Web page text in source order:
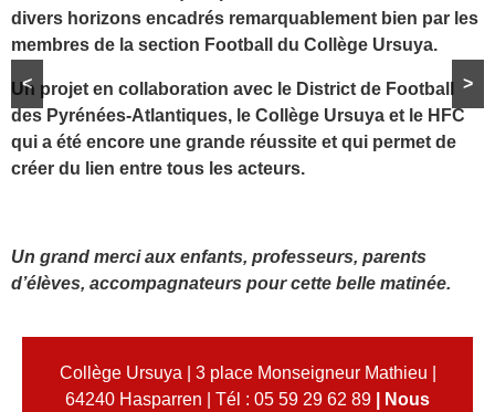
divers horizons encadrés remarquablement bien par les
membres de la section Football du Collège Ursuya.
< >
Un projet en collaboration avec le District de Football
des Pyrénées-Atlantiques, le Collège Ursuya et le HFC
qui a été encore une grande réussite et qui permet de
créer du lien entre tous les acteurs.
Un grand merci aux enfants, professeurs, parents
d’élèves, accompagnateurs pour cette belle matinée.
Collège Ursuya | 3 place Monseigneur Mathieu |
64240 Hasparren | Tél : 05 59 29 62 89
Nous